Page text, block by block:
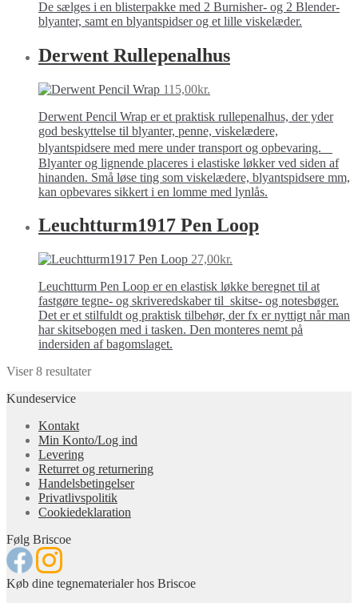
De sælges i en blisterpakke med 2 Burnisher- og 2 Blender-
blyanter, samt en blyantspidser og et lille viskelæder.
Derwent Rullepenalhus
115,00kr.
Derwent Pencil Wrap er et praktisk rullepenalhus, der yder
god beskyttelse til blyanter, penne, viskelædere,
blyantspidsere med mere under transport og opbevaring.
Blyanter og lignende placeres i elastiske løkker ved siden af
hinanden. Små løse ting som viskelædere, blyantspidsere mm,
kan opbevares sikkert i en lomme med lynlås.
Leuchtturm1917 Pen Loop
27,00kr.
Leuchtturm Pen Loop er en elastisk løkke beregnet til at
fastgøre tegne- og skriveredskaber til skitse- og notesbøger.
Det er et stilfuldt og praktisk tilbehør, der fx er nyttigt når man
har skitsebogen med i tasken. Den monteres nemt på
indersiden af bagomslaget.
Viser 8 resultater
Kundeservice
Kontakt
Min Konto/Log ind
Levering
Returret og returnering
Handels­betingelser
Privatlivspolitik
Cookiedeklaration
Følg Briscoe
Køb dine tegnematerialer hos Briscoe